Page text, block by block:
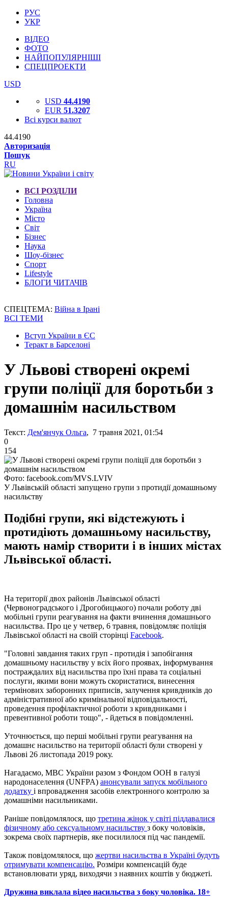
РУС
УКР
ВІДЕО
ФОТО
НАЙПОПУЛЯРНІШІ
СПЕЦПРОЕКТИ
USD
USD 44.4190
EUR 51.3207
Всі курси валют
44.4190
Авторизація
Пошук
RU
ВСІ РОЗДІЛИ
Головна
Україна
Місто
Світ
Бізнес
Наука
Шоу-бізнес
Спорт
Lifestyle
БЛОГИ ЧИТАЧІВ
СПЕЦТЕМА: Війна в Ірані
ВСІ ТЕМИ
Вступ України в ЄС
Теракт в Барселоні
У Львові створені окремі
групи поліції для боротьби з
домашнім насильством
Текст: Дем'янчук Ольга, 7 травня 2021, 01:54
0
154
Фото: facebook.com/MVS.LVIV
У Львівській області запущено групи з протидії домашньому
насильству
Подібні групи, які відстежують і
протидіють домашньому насильству,
мають намір створити і в інших містах
Львівської області.
На території двох районів Львівської області
(Червоноградського і Дрогобицького) почали роботу дві
мобільні групи реагування на факти вчинення домашнього
насильства. Про це у четвер, 6 травня, повідомляє поліція
Львівської області на своїй сторінці Facebook.
"Головні завдання таких груп - протидія і запобігання
домашньому насильству у всіх його проявах, інформування
постраждалих від насильства про їхні права та соціальні
послуги, якими вони можуть скористатися, винесення
термінових заборонних приписів, залучення кривдників до
адміністративної або кримінальної відповідальності,
проведення профілактичної роботи з кривдниками і
превентивної роботи тощо", - йдеться в повідомленні.
Уточнюється, що перші мобільні групи реагування на
домашнє насильство на території області були створені у
Львові 26 листопада 2019 року.
Нагадаємо, МВС України разом з Фондом ООН в галузі
народонаселення (UNFPA) анонсували запуск мобільного
додатку і впровадження засобів електронного контролю за
домашніми насильниками.
Раніше повідомлялося, що третина жінок у світі піддавалися
фізичному або сексуальному насильству з боку чоловіків,
зокрема своїх партнерів, яке посилилося під час пандемії.
Також повідомлялося, що жертви насильства в Україні будуть
отримувати компенсацію. Розміри компенсацій буде
встановлювати уряд, виходячи з наявних коштів у бюджеті.
Дружина виклала відео насильства з боку чоловіка. 18+